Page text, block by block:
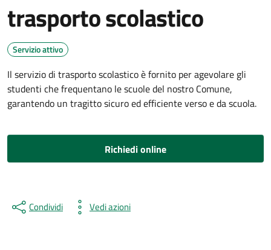
trasporto scolastico
Servizio attivo
Il servizio di trasporto scolastico è fornito per agevolare gli
studenti che frequentano le scuole del nostro Comune,
garantendo un tragitto sicuro ed efficiente verso e da scuola.
Richiedi online
Condividi Vedi azioni